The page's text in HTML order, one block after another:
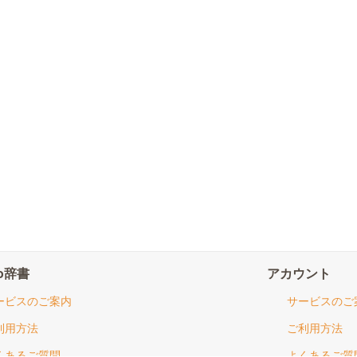
書
ビスのご案内
用方法
アカウント
サービスの
ご利用方法